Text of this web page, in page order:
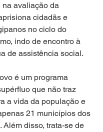
na avaliação da
cidadãs e
no ciclo do
indo de encontro à
de assistência social.
é um programa
que não traz
a vida da população e
21 municípios dos
Além disso, trata-se de